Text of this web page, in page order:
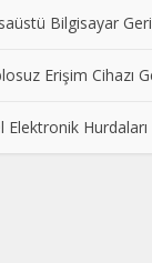
Bilgisayar
Erişim Cihazı
Elektronik Hurdaları